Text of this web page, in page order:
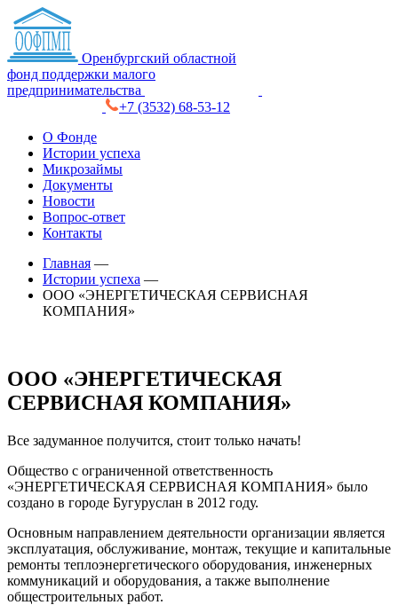
Оренбургский областной
фонд поддержки малого
предпринимательства
+7 (3532) 68-53-12
О Фонде
Истории успеха
Микрозаймы
Документы
Новости
Вопрос-ответ
Контакты
Главная —
Истории успеха —
ООО «ЭНЕРГЕТИЧЕСКАЯ СЕРВИСНАЯ
КОМПАНИЯ»
ООО «ЭНЕРГЕТИЧЕСКАЯ
СЕРВИСНАЯ КОМПАНИЯ»
Все задуманное получится, стоит только начать!
Общество с ограниченной ответственность
«ЭНЕРГЕТИЧЕСКАЯ СЕРВИСНАЯ КОМПАНИЯ» было
создано в городе Бугуруслан в 2012 году.
Основным направлением деятельности организации является
эксплуатация, обслуживание, монтаж, текущие и капитальные
ремонты теплоэнергетического оборудования, инженерных
коммуникаций и оборудования, а также выполнение
общестроительных работ.